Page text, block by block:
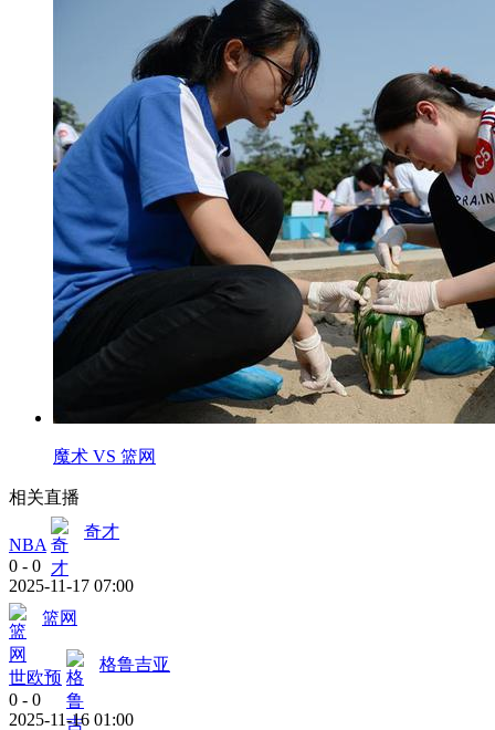
魔术 VS 篮网
相关直播
NBA
奇才
0 - 0
2025-11-17 07:00
篮网
世欧预
格鲁吉亚
0 - 0
2025-11-16 01:00